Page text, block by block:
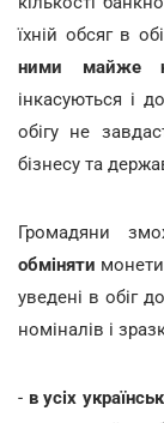
їхній обсяг в
ними майже
інкасуються і
обігу не
бізнесу та
Громадяни
обміняти
уведені в обіг
номіналів і
- в усіх